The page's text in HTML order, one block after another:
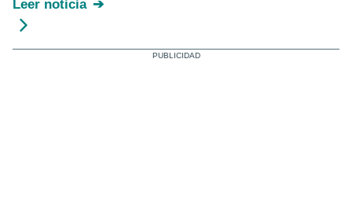
Leer noticia